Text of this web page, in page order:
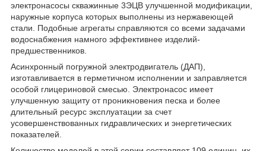
электронасосы скважинные 3ЭЦВ улучшенной модификации,
наружные корпуса которых выполнены из нержавеющей
стали. Подобные агрегаты справляются со всеми задачами
водоснабжения намного эффективнее изделий-
предшественников.
Асинхронный погружной электродвигатель (ДАП),
изготавливается в герметичном исполнении и заправляется
особой глицериновой смесью. Электронасос имеет
улучшенную защиту от проникновения песка и более
длительный ресурс эксплуатации за счет
усовершенствованных гидравлических и энергетических
показателей.